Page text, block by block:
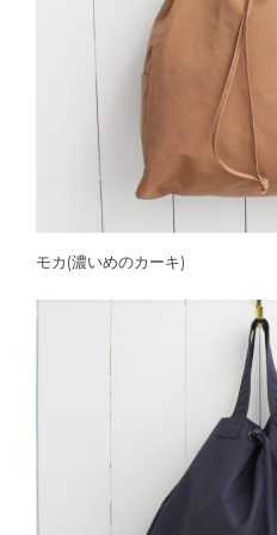
モカ(濃いめのカーキ)